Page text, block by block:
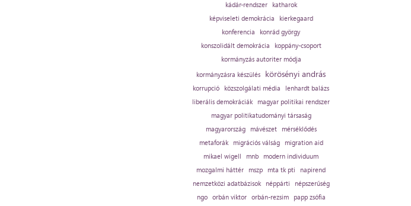
kádár-rendszer
katharok
képviseleti demokrácia
kierkegaard
konferencia
konrád györgy
konszolidált demokrácia
koppány-csoport
kormányzás autoriter módja
kormányzásra készülés
körösényi andrás
korrupció közszolgálati média
lenhardt balázs
liberális demokráciák
magyar politikai rendszer
magyar politikatudományi társaság
magyarország
mávészet
mérséklődés
metaforák
migrációs válság
migration aid
mikael wigell
mnb
modern individuum
mozgalmi háttér
mszp mta tk pti
napirend
nemzetközi adatbázisok
néppárti
népszerűség
ngo orbán viktor orbán-rezsim
papp zsófia